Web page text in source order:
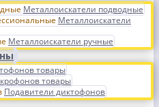
Металлоискатели подводные
Металлоискатели
Металлоискатели ручные
товары
товары
Подавители диктофонов